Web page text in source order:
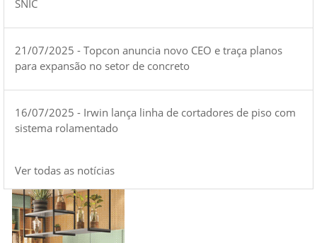
SNIC
21/07/2025 - Topcon anuncia novo CEO e traça planos
para expansão no setor de concreto
16/07/2025 - Irwin lança linha de cortadores de piso com
sistema rolamentado
Ver todas as notícias